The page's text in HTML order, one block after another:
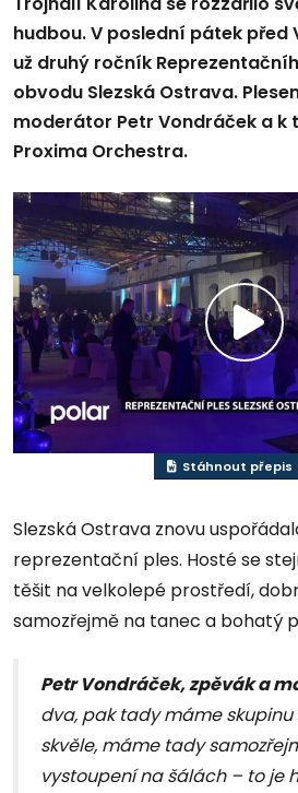
hudbou. V poslední pátek před
už druhý ročník
obvodu Slezská Ostrava.
moderátor Petr Vondráček a k
Proxima Orchestra.
Stáhnout přepis
Slezská Ostrava znovu
reprezentační ples. Hosté se
těšit na velkolepé prostředí,
samozřejmě na tanec a bohatý
Petr Vondráček, zpěvák a
dva, pak tady máme skupinu
skvěle, máme tady
vystoupení na šálách – to je